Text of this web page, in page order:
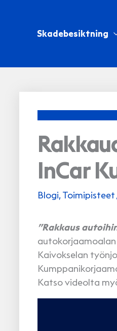
Skadebesiktning
InCar
Blogi,Toimipisteet
”Rakkaus
Kaivokselan
Katso videolta